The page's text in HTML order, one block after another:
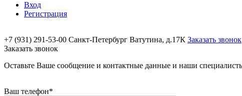
Вход
Регистрация
+7 (931) 291-53-00 Санкт-Петербург Ватутина, д.17К Заказать звонок
Заказать звонок
Оставьте Ваше сообщение и контактные данные и наши
Ваш телефон*